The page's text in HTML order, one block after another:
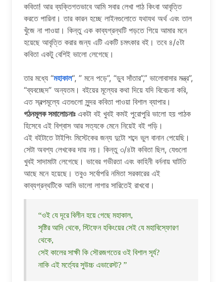
কবিতা! আর ব্যক্তিগতভাবে আমি সবার লেখা পাঠ কিংবা আবৃত্তি
করতে পারিনা। তার কারন হচ্ছে লাইনগুলোতে যথাযথ অর্থ এবং তাল
খুঁজে না পাওয়া। কিন্তু এক কাব্যগ্রন্থটি পড়তে গিয়ে আমার মনে
হয়েছে আবৃত্তি করার জন্য এটি একটি চমৎকার বই। তবে ৪/৫টা
কবিতা একটু বেশিই ভালো লেগেছে।
তার মধ্যে “মহাকাল“, ” মনে পড়ে”, “ডুব সাঁতার”,” ভালোবাসার মন্ত্র”,
“ব্যবচ্ছেদ” অন্যতম। বইয়ের মূল্যের কথা দিয়ে যদি বিবেচনা করি,
এত স্বল্পমূল্যে এতগুলো সুন্দর কবিতা পাওয়া বিশাল ব্যাপার।
গঠনমূলক সমালোচনাঃএকটা বই খুবই কমই পুরোপুরি ভালো হয় পাঠক
হিসেবে এই বিশ্বাস আর সত্যকে মেনে নিয়েই বই পড়ি।
এই বইটাতে টাইপিং মিস্টেকের জন্য দুটো শব্দে ভুল বানান পেয়েছি।
সেটা অবশ্য লেখকের দায় নয়। কিন্তু ৩/৪টা কবিতা ছিল, যেগুলো
খুবই সাদামাটা লেগেছে। ভাবের গভীরতা এবং কাহিনী বর্ননায় ঘাটতি
আছে মনে হয়েছে। তবুও সর্বোপরি নমিতা সরকারের এই
কাব্যগ্রন্থটিকে আমি ভালো লাগার সারিতেই রাখবো।
“ওই যে দূরে বিলীন হয়ে গেছে মহাকাল,
সৃষ্টির আদি থেকে, স্টিফেন হকিংয়ের সেই যে মহাবিস্ফোরণ
থেকে,
সেই কালের সাক্ষী কি সৌরজগতের ওই বিশাল সূর্য?
নাকি এই মর্ত্যের সুউচ্চ এভারেস্ট? ”